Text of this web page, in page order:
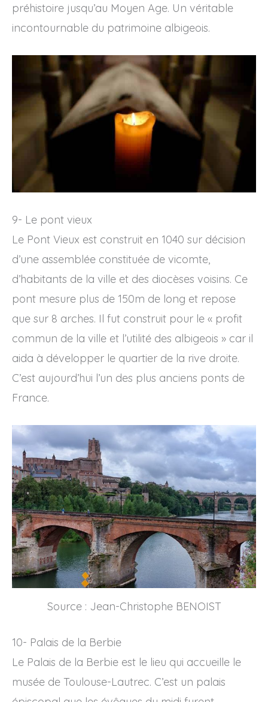
préhistoire jusqu’au Moyen Age. Un véritable
incontournable du patrimoine albigeois.
9- Le pont vieux
Le Pont Vieux est construit en 1040 sur décision
d’une assemblée constituée de vicomte,
d’habitants de la ville et des diocèses voisins. Ce
pont mesure plus de 150m de long et repose
que sur 8 arches. Il fut construit pour le « profit
commun de la ville et l’utilité des albigeois » car il
aida à développer le quartier de la rive droite.
C’est aujourd’hui l’un des plus anciens ponts de
France.
Source : Jean-Christophe BENOIST
10- Palais de la Berbie
Le Palais de la Berbie est le lieu qui accueille le
musée de Toulouse-Lautrec. C’est un palais